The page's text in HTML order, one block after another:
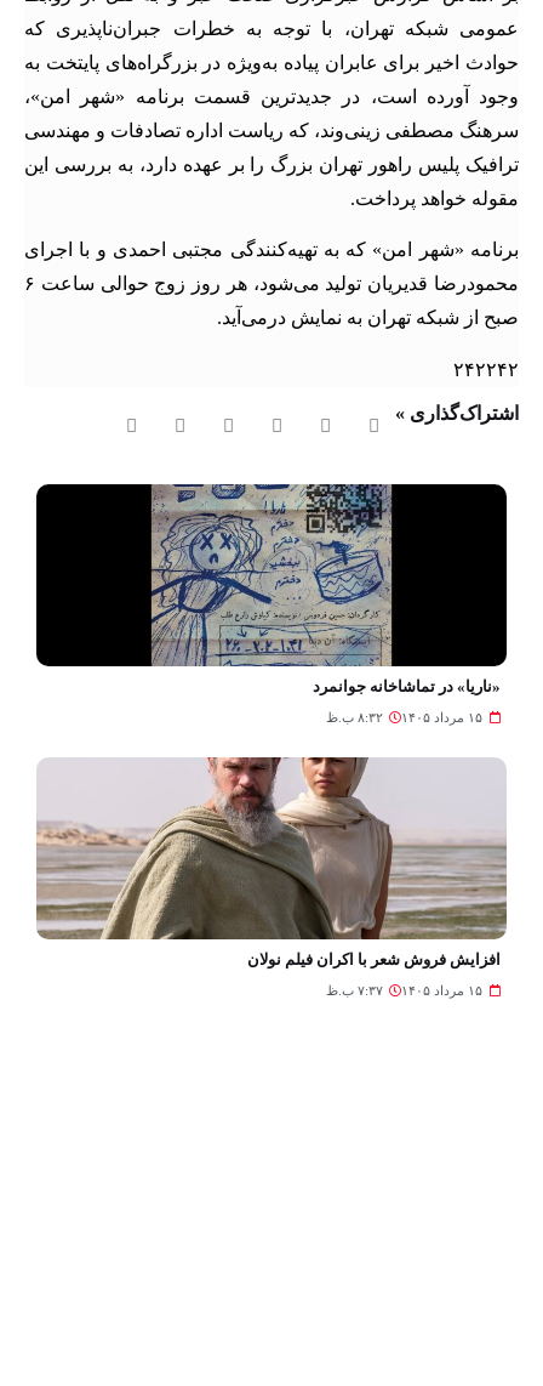
عمومی شبکه تهران، با توجه به خطرات جبران‌ناپذیری که
حوادث اخیر برای عابران پیاده به‌ویژه در بزرگراه‌های پایتخت به
وجود آورده است، در جدیدترین قسمت برنامه «شهر امن»،
سرهنگ مصطفی زینی‌وند، که ریاست اداره تصادفات و مهندسی
ترافیک پلیس راهور تهران بزرگ را بر عهده دارد، به بررسی این
مقوله خواهد پرداخت.
برنامه «شهر امن» که به تهیه‌کنندگی مجتبی احمدی و با اجرای
محمودرضا قدیریان تولید می‌شود، هر روز زوج حوالی ساعت ۶
صبح از شبکه تهران به نمایش درمی‌آید.
۲۴۲۲۴۲
اشتراک‌گذاری »
«ناریا» در تماشاخانه جوانمرد
۱۵ مرداد ۱۴۰۵ ۸:۳۲ ب.ظ
افزایش فروش شعر با اکران فیلم نولان
۱۵ مرداد ۱۴۰۵ ۷:۳۷ ب.ظ